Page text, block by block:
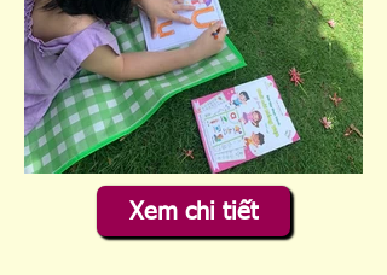
Xem chi tiết